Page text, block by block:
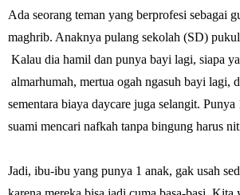
Ada seorang teman yang berprofesi sebagai
maghrib. Anaknya pulang sekolah (SD)
Kalau dia hamil dan punya bayi lagi, siapa
almarhumah, mertua ogah ngasuh bayi lagi,
sementara biaya daycare juga selangit.
suami mencari nafkah tanpa bingung harus
Jadi, ibu-ibu yang punya 1 anak, gak usah